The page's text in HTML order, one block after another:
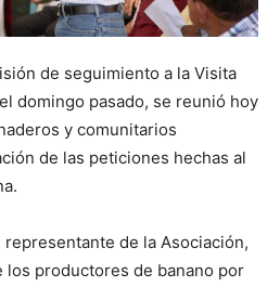
de seguimiento a la Visita
domingo pasado, se reunió hoy
y comunitarios
de las peticiones hechas al
de la Asociación,
los productores de banano por